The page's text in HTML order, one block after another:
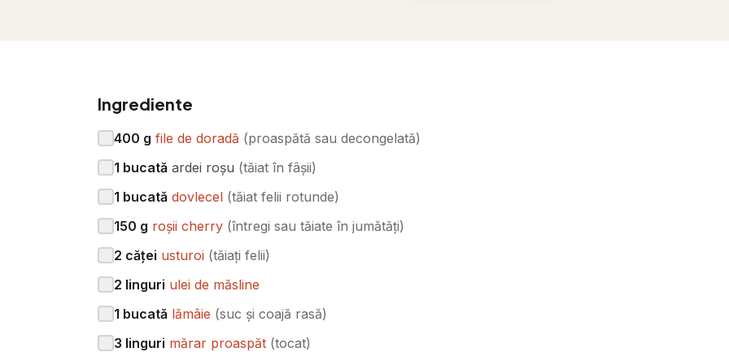
Ingrediente
400 g file de doradă (proaspătă sau decongelată)
1 bucată ardei roșu (tăiat în fâșii)
1 bucată dovlecel (tăiat felii rotunde)
150 g roșii cherry (întregi sau tăiate în jumătăți)
2 căței usturoi (tăiați felii)
2 linguri ulei de măsline
1 bucată lămâie (suc și coajă rasă)
3 linguri mărar proaspăt (tocat)